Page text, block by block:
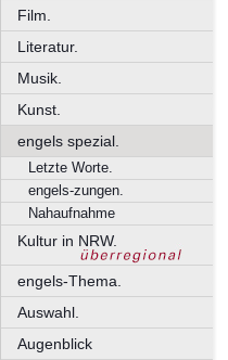
Film.
Literatur.
Musik.
Kunst.
engels spezial.
Letzte Worte.
engels-zungen.
Nahaufnahme
Kultur in NRW.
engels-Thema.
Auswahl.
Augenblick